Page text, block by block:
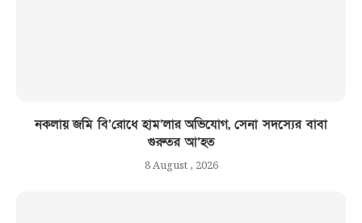
নকলায় জমি বি’রোধে হাম’লার অভিযোগ, সেনা সদস্যের বাবা
গুরুতর আ’হত
8 August , 2026